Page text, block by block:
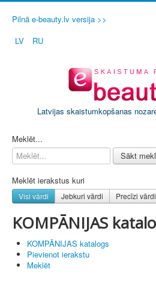
Pilnā e-beauty.lv versija >>
LV
RU
Latvijas skaistumkopšanas
Meklēt...
Sākt
Meklēt ierakstus kuri
Visi vārdi Jebkuri vārdi Precīzi vārdi
KOMPĀNIJAS
KOMPĀNIJAS katalogs
Pievienot ierakstu
Meklēt